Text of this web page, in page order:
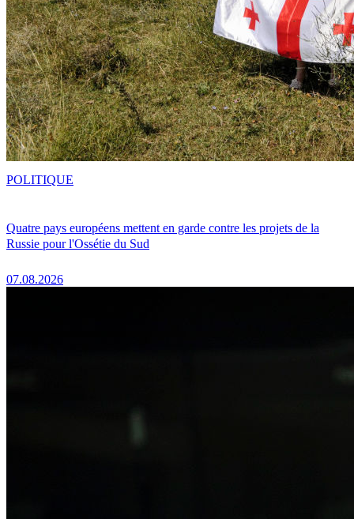
Quatre pays européens mettent en garde contre les projets de la
Russie pour l'Ossétie du Sud
07.08.2026
POLITIQUE